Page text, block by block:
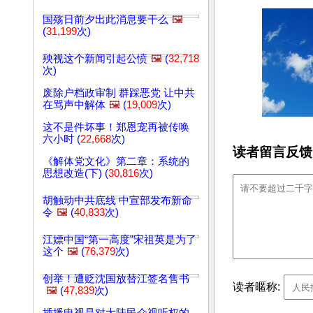
国殇日前夕出此消息要干么 🖼️
(31,199次)
殃视这个新闻引起公愤 🖼️(32,718
次)
废除户档政审制 群踩恶党 让中共
在骂声中解体 🖼️ (19,009次)
这不是件坏事！郑恩宠再被传唤
六小时 (22,668次)
《解体党文化》第二章：系统的
思想改造(下) (30,816次)
胡触动中共底线 中宣部发布新命
令 🖼️ (40,833次)
江嫖中国“第一高度”宋祖英是为了
这个 🖼️ (76,379次)
创举！遭贬沈国放替江签名售书
🖼️ (47,839次)
读者留言反
读者暱称: